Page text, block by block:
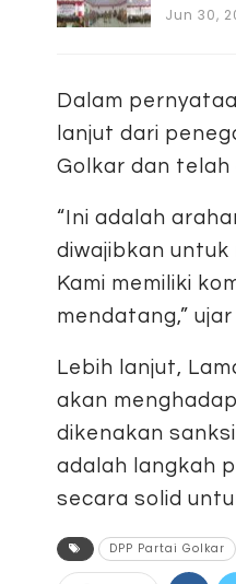
Jun 30,
Dalam
lanjut dari
Golkar dan telah
“Ini adalah
diwajibkan untuk
Kami memiliki
mendatang,”
Lebih lanjut,
akan
dikenakan
adalah langkah
secara solid
DPP Partai Golkar